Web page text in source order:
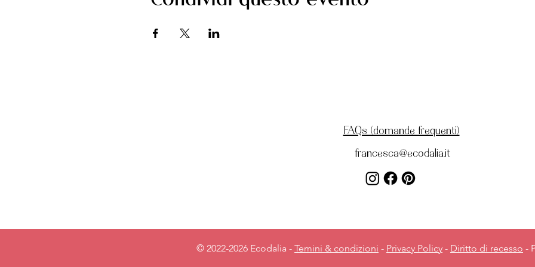
FAQs (domande frequenti)
francesca@ecodalia.it
© 2022-2026 Ecodalia - Temini & condizioni - Privacy Policy - Diritto di recesso -